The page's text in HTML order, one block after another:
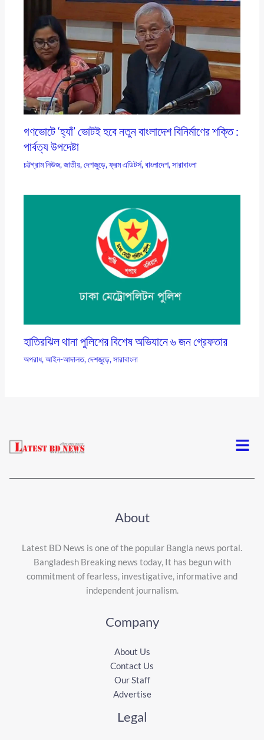
গণভোটে ‘হ্যাঁ’ ভোটই হবে নতুন বাংলাদেশ বিনির্মাণের শক্তি :
পার্বত্য উপদেষ্টা
চট্টগ্রাম নিউজ,জাতীয়,দেশজুড়ে,ফ্রম এডিটর্স,বাংলাদেশ,সারাবাংলা
হাতিরঝিল থানা পুলিশের বিশেষ অভিযানে ৬ জন গ্রেফতার
অপরাধ,আইন-আদালত,দেশজুড়ে,সারাবাংলা
Menu
About
Latest BD News is one of the popular Bangla news portal.
Bangladesh Breaking news today, It has begun with
commitment of fearless, investigative, informative and
independent journalism.
Company
About Us
Contact Us
Our Staff
Advertise
Legal